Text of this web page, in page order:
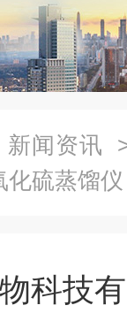
新闻资讯
化硫蒸馏仪
科技